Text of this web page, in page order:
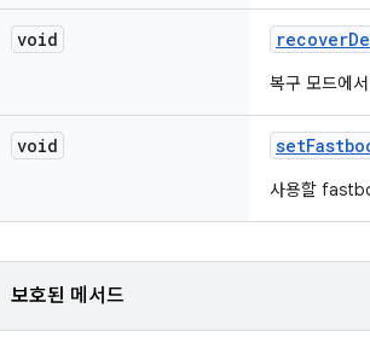
void recover
복구 모드에
void set
사용할
보호된 메서드